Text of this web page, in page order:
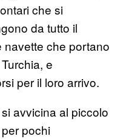
che si
da tutto il
navette che portano
e
per il loro arrivo.
avvicina al piccolo
pochi